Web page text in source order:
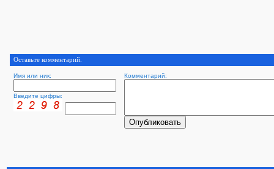
Оставьте комментарий.
Имя или ник: Комментарий:
Введите цифры: